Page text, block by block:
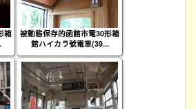
箱
被動態保存的函館市電30形箱
館ハイカラ號電車(39...